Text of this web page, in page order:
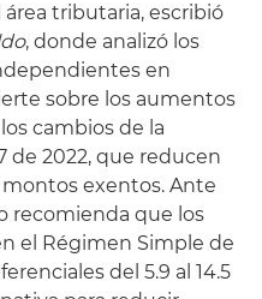
tributaria, escribió
, donde analizó los
en
sobre los aumentos
cambios de la
de 2022, que reducen
exentos. Ante
recomienda que los
el Régimen Simple de
del 5.9 al 14.5